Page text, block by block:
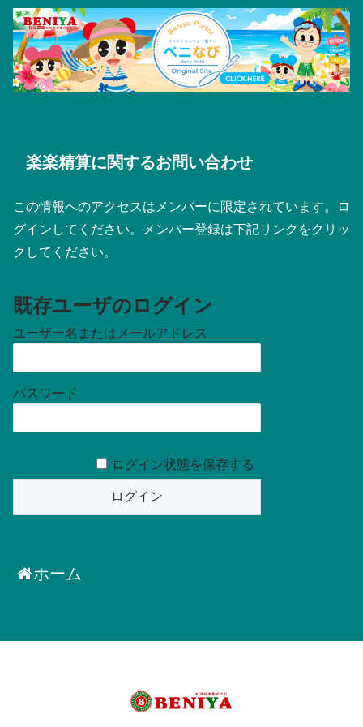
楽楽精算に関するお問い合わせ
この情報へのアクセスはメンバーに限定されています。ロ
グインしてください。メンバー登録は下記リンクをクリッ
クしてください。
既存ユーザのログイン
ユーザー名またはメールアドレス
パスワード
ログイン状態を保存する
ホーム